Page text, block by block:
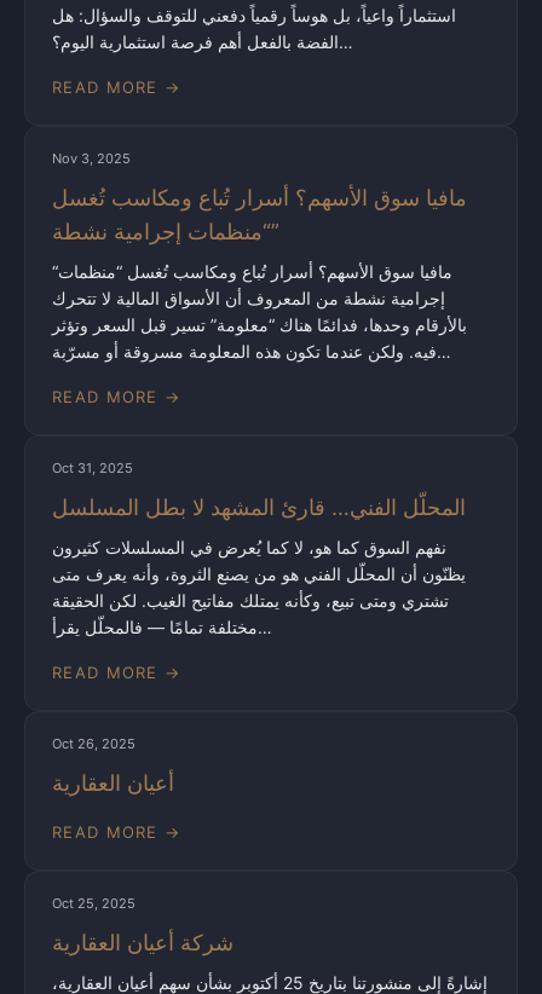
استثماراً واعياً، بل هوساً رقمياً دفعني للتوقف والسؤال: هل
الفضة بالفعل أهم فرصة استثمارية اليوم؟…
READ MORE →
Nov 3, 2025
مافيا سوق الأسهم؟ أسرار تُباع ومكاسب تُغسل
“منظمات إجرامية نشطة”
“مافيا سوق الأسهم؟ أسرار تُباع ومكاسب تُغسل “منظمات
إجرامية نشطة من المعروف أن الأسواق المالية لا تتحرك
بالأرقام وحدها، فدائمًا هناك “معلومة” تسير قبل السعر وتؤثر
فيه. ولكن عندما تكون هذه المعلومة مسروقة أو مسرّبة…
READ MORE →
Oct 31, 2025
المحلّل الفني… قارئ المشهد لا بطل المسلسل
نفهم السوق كما هو، لا كما يُعرض في المسلسلات كثيرون
يظنّون أن المحلّل الفني هو من يصنع الثروة، وأنه يعرف متى
تشتري ومتى تبيع، وكأنه يمتلك مفاتيح الغيب. لكن الحقيقة
مختلفة تمامًا — فالمحلّل يقرأ…
READ MORE →
Oct 26, 2025
أعيان العقارية
READ MORE →
Oct 25, 2025
شركة أعيان العقارية
إشارةً إلى منشورتنا بتاريخ 25 أكتوبر بشأن سهم أعيان العقارية،